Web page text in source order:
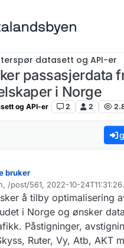
datasett og API-er
passasjerdata
i Norge
og API-er 2 2
bruker
/post/561, 2022-10-
å tilby optimalisering
i Norge og ønsker
Påstigninger,
Ruter, Vy, Atb, AKT